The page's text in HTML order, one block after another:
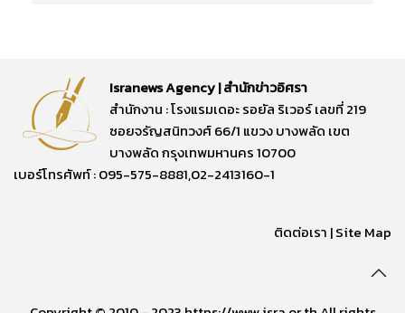
Isranews Agency | สำนักข่าวอิศรา
สำนักงาน : โรงแรมเดอะ รอยัล ริเวอร์ เลขที่ 219
ซอยจรัญสนิทวงศ์ 66/1 แขวง บางพลัด เขต
บางพลัด กรุงเทพมหานคร 10700
เบอร์โทรศัพท์ : 095-575-8881,02-2413160-1
ติดต่อเรา |Site Map